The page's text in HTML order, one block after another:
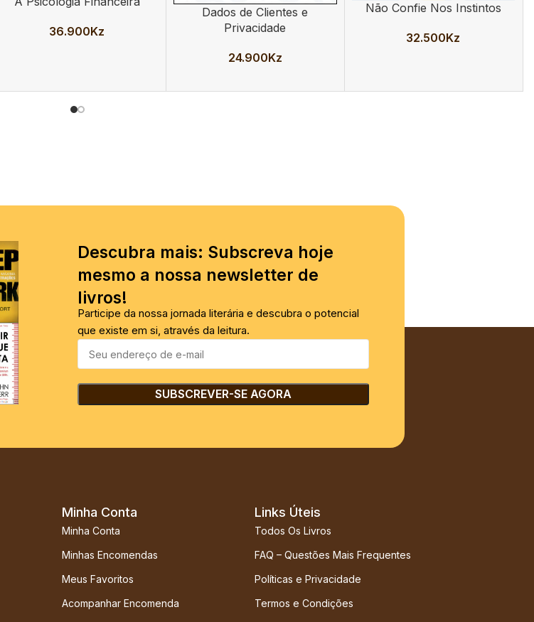
36.900Kz
ADICIONARDados de Clientes e
Privacidade
24.900Kz
ADICIONAR
Não Confie Nos Instintos
32.500Kz
Descubra mais: Subscreva hoje
mesmo a nossa newsletter de
livros!
Participe da nossa jornada literária e descubra o potencial
que existe em si, através da leitura.
Minha Conta
Minha Conta
Minhas Encomendas
Meus Favoritos
Acompanhar Encomenda
Links Úteis
Todos Os Livros
FAQ – Questões Mais Frequentes
Políticas e Privacidade
Termos e Condições